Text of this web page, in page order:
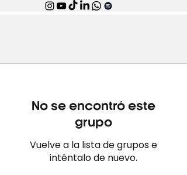
No se encontró este
grupo
Vuelve a la lista de grupos e
inténtalo de nuevo.